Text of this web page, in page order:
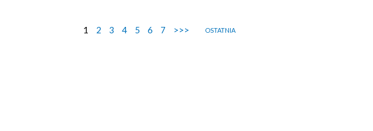
1 2 3 4 5 6 7 >>> OSTATNIA